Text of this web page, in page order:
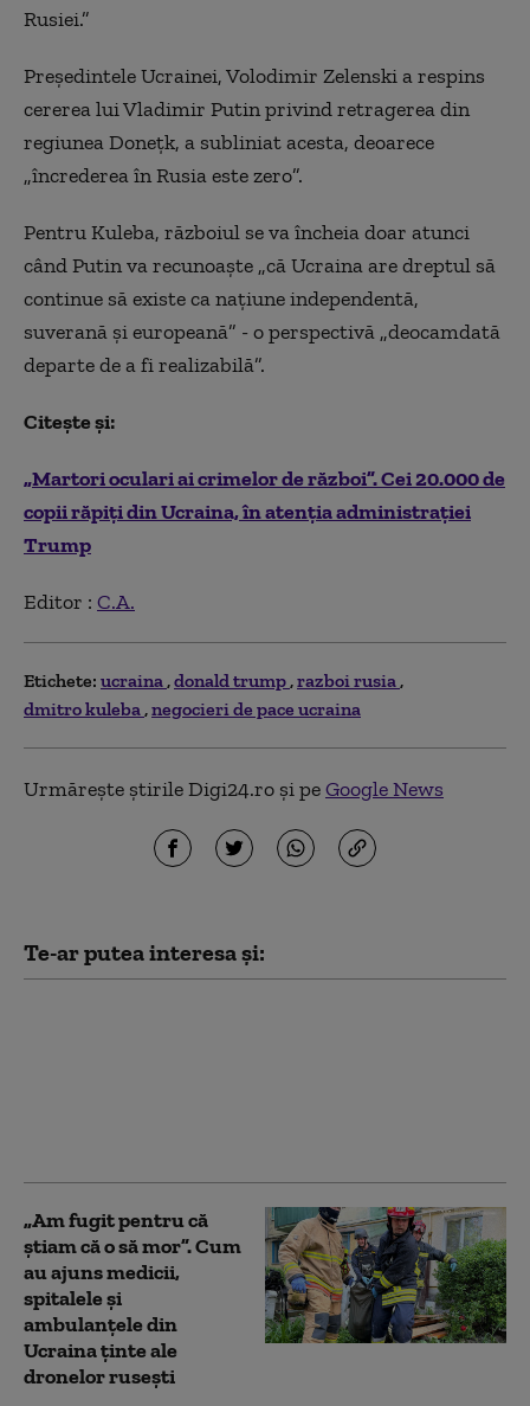
Rusiei.”
Președintele Ucrainei, Volodimir Zelenski a respins
cererea lui Vladimir Putin privind retragerea din
regiunea Donețk, a subliniat acesta, deoarece
„încrederea în Rusia este zero”.
Pentru Kuleba, războiul se va încheia doar atunci
când Putin va recunoaște „că Ucraina are dreptul să
continue să existe ca națiune independentă,
suverană și europeană” - o perspectivă „deocamdată
departe de a fi realizabilă”.
Citește și:
„Martori oculari ai crimelor de război”. Cei 20.000 de
copii răpiți din Ucraina, în atenția administrației
Trump
Editor : C.A.
Etichete: ucraina donald trump razboi rusia
dmitro kuleba negocieri de pace ucraina
Urmărește știrile Digi24.ro și peGoogle News
Te-ar putea interesa și:
„Am fugit pentru că
știam că o să mor”. Cum
au ajuns medicii,
spitalele și
ambulanțele din
Ucraina ținte ale
dronelor rusești